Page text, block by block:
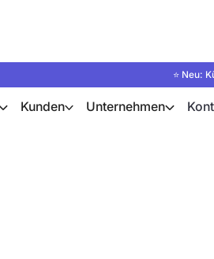
⭐ Neu:
Kunden Unternehmen